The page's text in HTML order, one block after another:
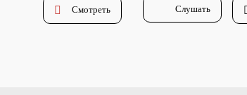
Смотреть Слушать